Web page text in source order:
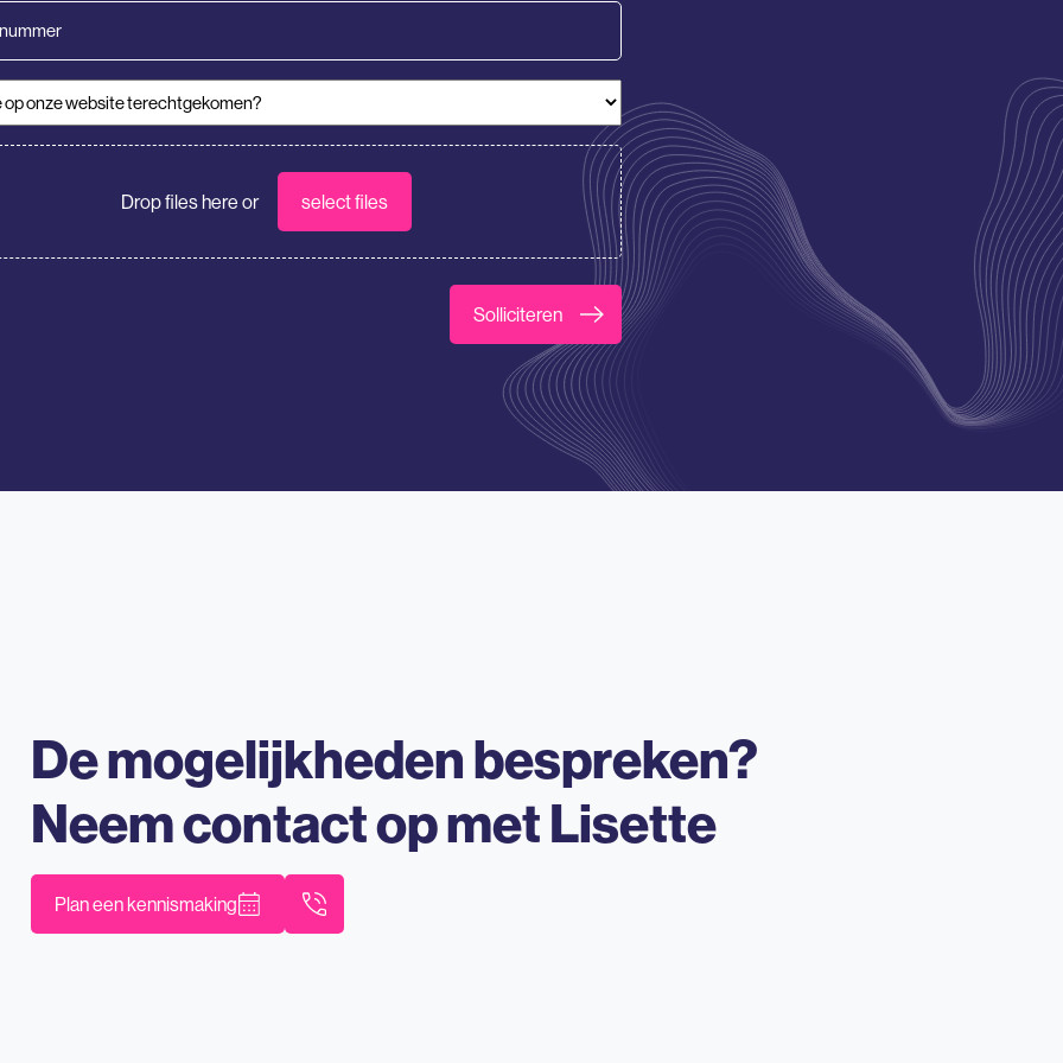
op onze website terechtgekomen?
Drop files here or
select files
De mogelijkheden bespreken?
Neem contact op metLisette
Plan een kennismaking